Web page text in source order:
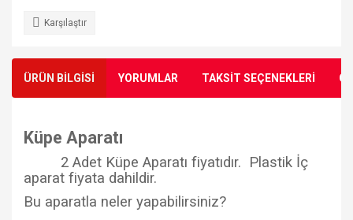
Karşılaştır
ÜRÜN BİLGİSİ YORUMLAR TAKSİT SEÇENEKLERİ
Küpe Aparatı
2 Adet Küpe Aparatı fiyatıdır. Plastik İç
aparat fiyata dahildir.
Bu aparatla neler yapabilirsiniz?